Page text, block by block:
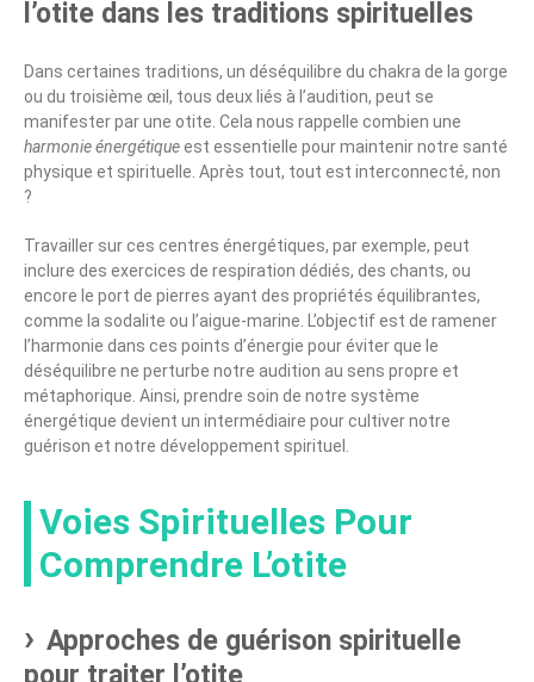
l’otite dans les traditions spirituelles
Dans certaines traditions, un déséquilibre du chakra de la gorge
ou du troisième œil, tous deux liés à l’audition, peut se
manifester par une otite. Cela nous rappelle combien une
harmonie énergétiqueest essentielle pour maintenir notre santé
physique et spirituelle. Après tout, tout est interconnecté, non
?
Travailler sur ces centres énergétiques, par exemple, peut
inclure des exercices de respiration dédiés, des chants, ou
encore le port de pierres ayant des propriétés équilibrantes,
comme la sodalite ou l’aigue-marine. L’objectif est de ramener
l’harmonie dans ces points d’énergie pour éviter que le
déséquilibre ne perturbe notre audition au sens propre et
métaphorique. Ainsi, prendre soin de notre système
énergétique devient un intermédiaire pour cultiver notre
guérison et notre développement spirituel.
Voies Spirituelles Pour
Comprendre L’otite
Approches de guérison spirituelle